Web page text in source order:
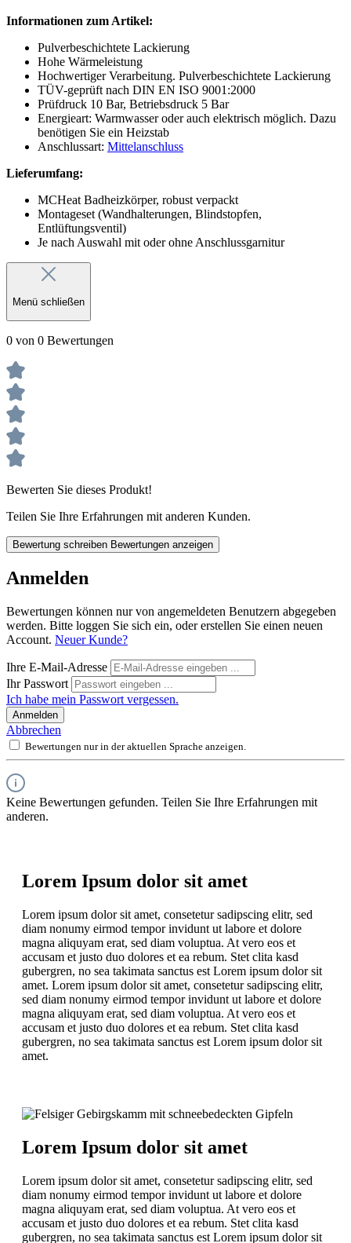
Informationen zum Artikel:
Pulverbeschichtete Lackierung
Hohe Wärmeleistung
Hochwertiger Verarbeitung. Pulverbeschichtete Lackierung
TÜV-geprüft nach DIN EN ISO 9001:2000
Prüfdruck 10 Bar, Betriebsdruck 5 Bar
Energieart: Warmwasser oder auch elektrisch möglich. Dazu
benötigen Sie ein Heizstab
Anschlussart: Mittelanschluss
Lieferumfang:
MCHeat Badheizkörper, robust verpackt
Montageset (Wandhalterungen, Blindstopfen,
Entlüftungsventil)
Je nach Auswahl mit oder ohne Anschlussgarnitur
Menü schließen
0 von 0 Bewertungen
Bewerten Sie dieses Produkt!
Teilen Sie Ihre Erfahrungen mit anderen Kunden.
Bewertung schreiben Bewertungen anzeigen
Anmelden
Bewertungen können nur von angemeldeten Benutzern abgegeben
werden. Bitte loggen Sie sich ein, oder erstellen Sie einen neuen
Account. Neuer Kunde?
Ihre E-Mail-Adresse
Ihr Passwort
Ich habe mein Passwort vergessen.
Anmelden
Abbrechen
Bewertungen nur in der aktuellen Sprache anzeigen.
Keine Bewertungen gefunden. Teilen Sie Ihre Erfahrungen mit
anderen.
Lorem Ipsum dolor sit amet
Lorem ipsum dolor sit amet, consetetur sadipscing elitr, sed
diam nonumy eirmod tempor invidunt ut labore et dolore
magna aliquyam erat, sed diam voluptua. At vero eos et
accusam et justo duo dolores et ea rebum. Stet clita kasd
gubergren, no sea takimata sanctus est Lorem ipsum dolor sit
amet. Lorem ipsum dolor sit amet, consetetur sadipscing elitr,
sed diam nonumy eirmod tempor invidunt ut labore et dolore
magna aliquyam erat, sed diam voluptua. At vero eos et
accusam et justo duo dolores et ea rebum. Stet clita kasd
gubergren, no sea takimata sanctus est Lorem ipsum dolor sit
amet.
Lorem Ipsum dolor sit amet
Lorem ipsum dolor sit amet, consetetur sadipscing elitr, sed
diam nonumy eirmod tempor invidunt ut labore et dolore
magna aliquyam erat, sed diam voluptua. At vero eos et
accusam et justo duo dolores et ea rebum. Stet clita kasd
gubergren, no sea takimata sanctus est Lorem ipsum dolor sit